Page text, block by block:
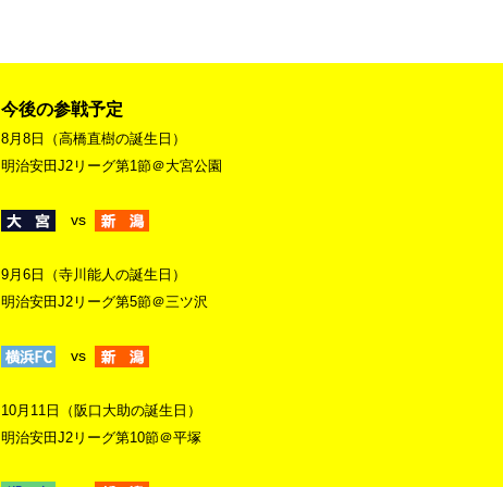
今後の参戦予定
8月8日（高橋直樹の誕生日）
明治安田J2リーグ第1節＠大宮公園
vs
9月6日（寺川能人の誕生日）
明治安田J2リーグ第5節＠三ツ沢
vs
10月11日（阪口大助の誕生日）
明治安田J2リーグ第10節＠平塚